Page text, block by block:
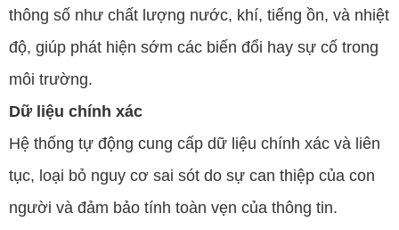
thông số như chất lượng nước, khí, tiếng ồn, và nhiệt
độ, giúp phát hiện sớm các biến đổi hay sự cố trong
môi trường.
Dữ liệu chính xác
Hệ thống tự động cung cấp dữ liệu chính xác và liên
tục, loại bỏ nguy cơ sai sót do sự can thiệp của con
người và đảm bảo tính toàn vẹn của thông tin.